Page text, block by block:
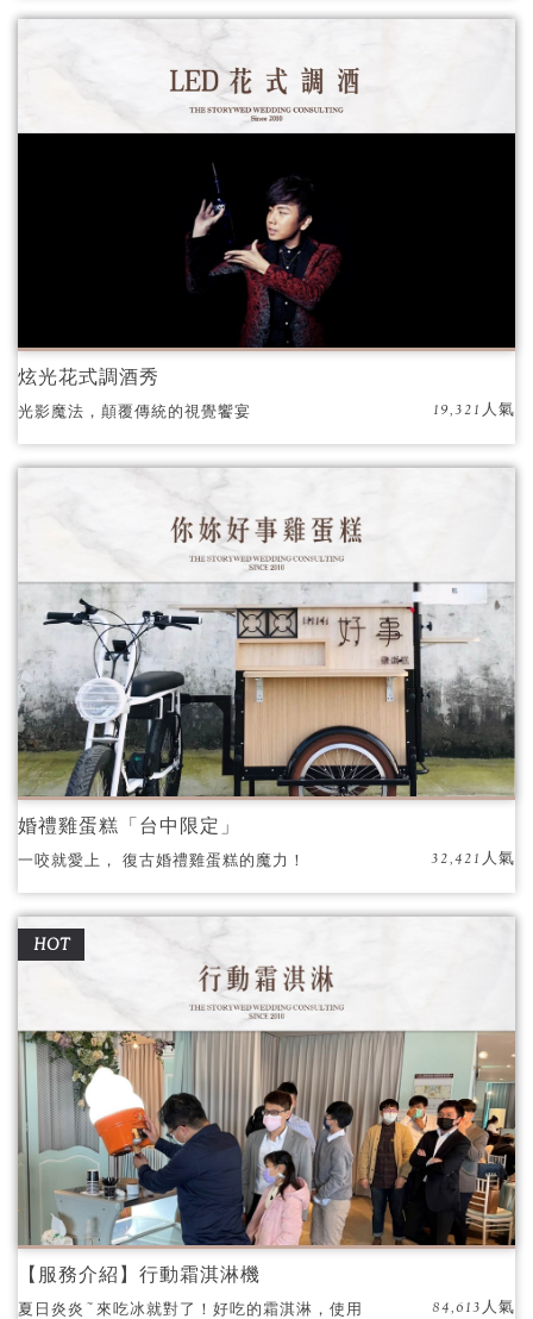
炫光花式調酒秀
光影魔法，顛覆傳統的視覺饗宴 19,321人氣
婚禮雞蛋糕「台中限定」
一咬就愛上， 復古婚禮雞蛋糕的魔力！ 32,421人氣
HOT
【服務介紹】行動霜淇淋機
夏日炎炎~來吃冰就對了！好吃的霜淇淋，使用
84,613人氣